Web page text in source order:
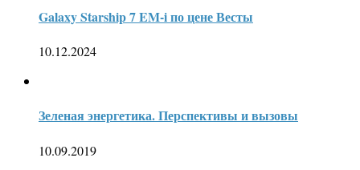
Galaxy Starship 7 EM-i по цене Весты
10.12.2024
Зеленая энергетика. Перспективы и вызовы
10.09.2019